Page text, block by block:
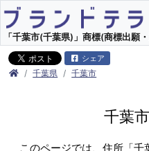
「千葉市(千葉県)」商標(商標出願
シェア
千葉県
千葉市
千葉
このページでは、住所「